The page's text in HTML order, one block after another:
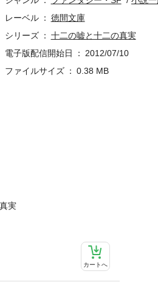
実
カートへ
レーベル
徳間文庫
シリーズ
十二の嘘と十二の真実
電子版配信開始日
2012/07/10
ファイルサイズ
0.38 MB